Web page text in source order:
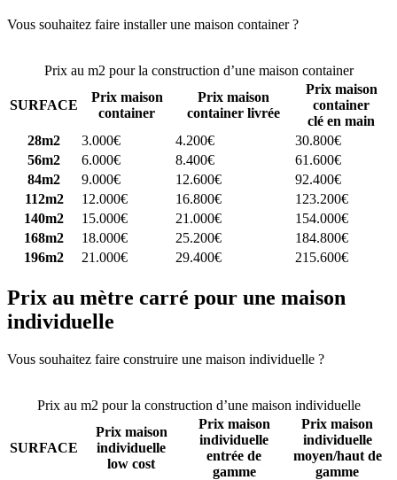
Vous souhaitez faire installer une maison container ?
Prix au m2 pour la construction d’une maison container
SURFACE
Prix maison
container
Prix maison
container livrée
Prix maison
container
clé en main
28m2
3.000€ 4.200€
30.800€
56m2
6.000€ 8.400€
61.600€
84m2
9.000€ 12.600€
92.400€
112m2
12.000€ 16.800€
123.200€
140m2
15.000€ 21.000€
154.000€
168m2
18.000€ 25.200€
184.800€
196m2
21.000€ 29.400€ 215.600€
Prix au mètre carré pour une maison
individuelle
Vous souhaitez faire construire une maison individuelle ?
Prix au m2 pour la construction d’une maison individuelle
SURFACE
Prix maison
individuelle
low cost
Prix maison
individuelle
entrée de
gamme
Prix maison
individuelle
moyen/haut de
gamme